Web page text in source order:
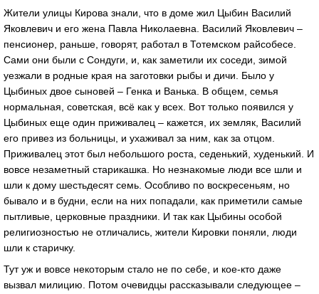
Жители улицы Кирова знали, что в доме жил Цыбин Василий
Яковлевич и его жена Павла Николаевна. Василий Яковлевич –
пенсионер, раньше, говорят, работал в Тотемском райсобесе.
Сами они были с Сондуги, и, как заметили их соседи, зимой
уезжали в родные края на заготовки рыбы и дичи. Было у
Цыбиных двое сыновей – Генка и Ванька. В общем, семья
нормальная, советская, всё как у всех. Вот только появился у
Цыбиных еще один приживалец – кажется, их земляк, Василий
его привез из больницы, и ухаживал за ним, как за отцом.
Приживалец этот был небольшого роста, седенький, худенький. И
вовсе незаметный старикашка. Но незнакомые люди все шли и
шли к дому шестьдесят семь. Особливо по воскресеньям, но
бывало и в будни, если на них попадали, как приметили самые
пытливые, церковные праздники. И так как Цыбины особой
религиозностью не отличались, жители Кировки поняли, люди
шли к старичку.
Тут уж и вовсе некоторым стало не по себе, и кое-кто даже
вызвал милицию. Потом очевидцы рассказывали следующее –